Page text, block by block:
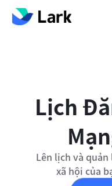
Lịch
Lên lịch và
xã hội của